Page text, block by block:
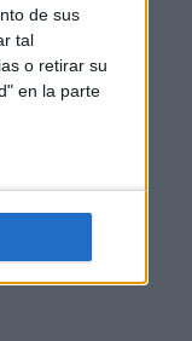
de sus
tal
o retirar su
en la parte